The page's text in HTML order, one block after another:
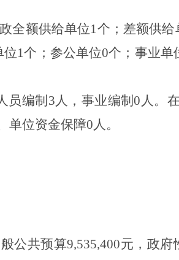
全额供给单位1个；差额供
1个；参公单位0个；事业单
编制3人，事业编制0人。
位资金保障0人。
公共预算9,535,400元，政